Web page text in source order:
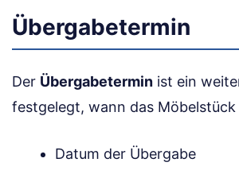
Übergabetermin
Der Übergabetermin ist ein
festgelegt, wann das
Datum der Übergabe